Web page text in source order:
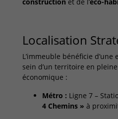
Localisation
L’immeuble bénéficie
sein d’un territoire en
économique :
Métro : Ligne 7 –
4 Chemins » à